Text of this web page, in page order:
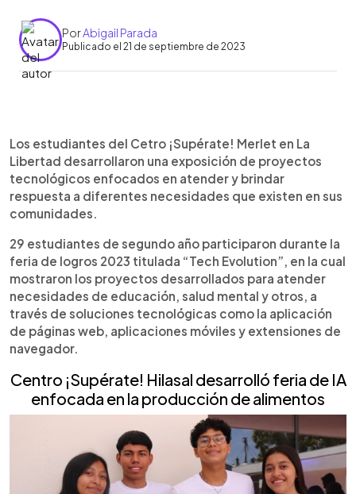
PorAbigail Parada
Publicado el 21 de septiembre de 2023
Escuchar artículo
Los estudiantes del Cetro ¡Supérate! Merlet en La
Libertad desarrollaron una exposición de proyectos
tecnológicos enfocados en atender y brindar
respuesta a diferentes necesidades que existen en sus
comunidades.
29 estudiantes de segundo año participaron durante la
feria de logros 2023 titulada “Tech Evolution”, en la cual
mostraron los proyectos desarrollados para atender
necesidades de educación, salud mental y otros, a
través de soluciones tecnológicas como la aplicación
de páginas web, aplicaciones móviles y extensiones de
navegador.
Centro ¡Supérate! Hilasal desarrolló feria de IA
enfocada en la producción de alimentos